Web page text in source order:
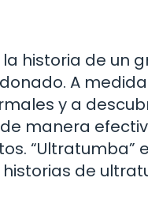
historia de un
A
y a
manera
“Ultratumba”
de